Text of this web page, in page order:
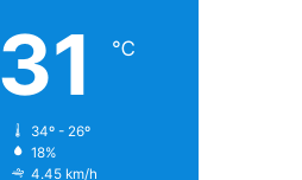
31 ℃
34º - 26º
18%
4.45 km/h